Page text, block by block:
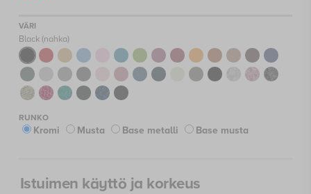
Black (nahka)
Kromi Musta Base metalli Base musta
Istuimen käyttö ja korkeus